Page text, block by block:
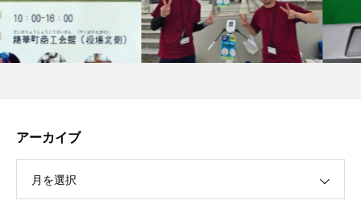
アーカイブ
月を選択